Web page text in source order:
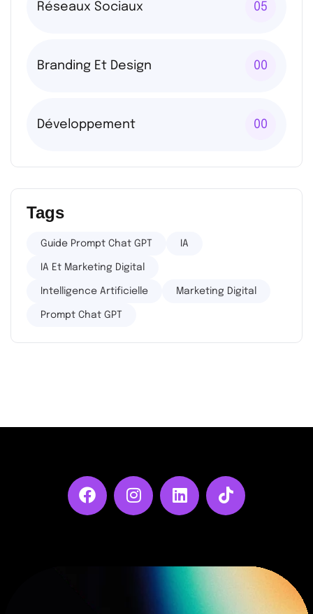
Réseaux Sociaux 05
Branding Et Design 00
Développement 00
Tags
Guide Prompt Chat GPT IA
IA Et Marketing Digital
Intelligence Artificielle Marketing Digital
Prompt Chat GPT